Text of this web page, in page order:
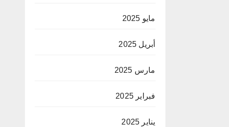
مايو 2025
أبريل 2025
مارس 2025
فبراير 2025
يناير 2025